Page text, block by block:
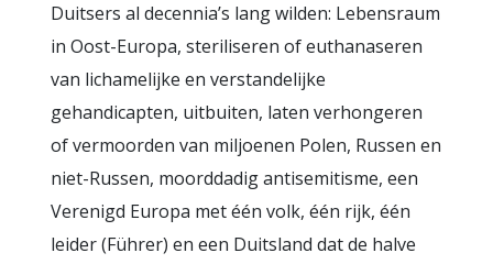
Duitsers al decennia’s lang wilden: Lebensraum
in Oost-Europa, steriliseren of euthanaseren
van lichamelijke en verstandelijke
gehandicapten, uitbuiten, laten verhongeren
of vermoorden van miljoenen Polen, Russen en
niet-Russen, moorddadig antisemitisme, een
Verenigd Europa met één volk, één rijk, één
leider (Führer) en een Duitsland dat de halve